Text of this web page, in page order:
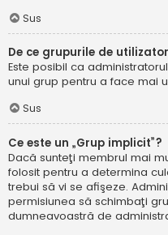
Sus
De ce grupurile de
Este posibil ca
unui grup pentru a face mai
Sus
Ce este un „Grup implicit”?
Dacă sunteţi membrul mai
folosit pentru a determina
trebui să vi se afişeze.
permisiunea să schimbaţi
dumneavoastră de